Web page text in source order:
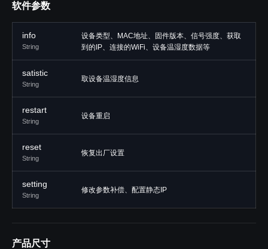
软件参数
info
String
设备类型、MAC地址、固件版本、信号强度、获取
到的IP、连接的WiFi、设备温湿度数据等
satistic
String
取设备温湿度信息
restart
String
设备重启
reset
String
恢复出厂设置
setting
String
修改参数补偿、配置静态IP
产品尺寸